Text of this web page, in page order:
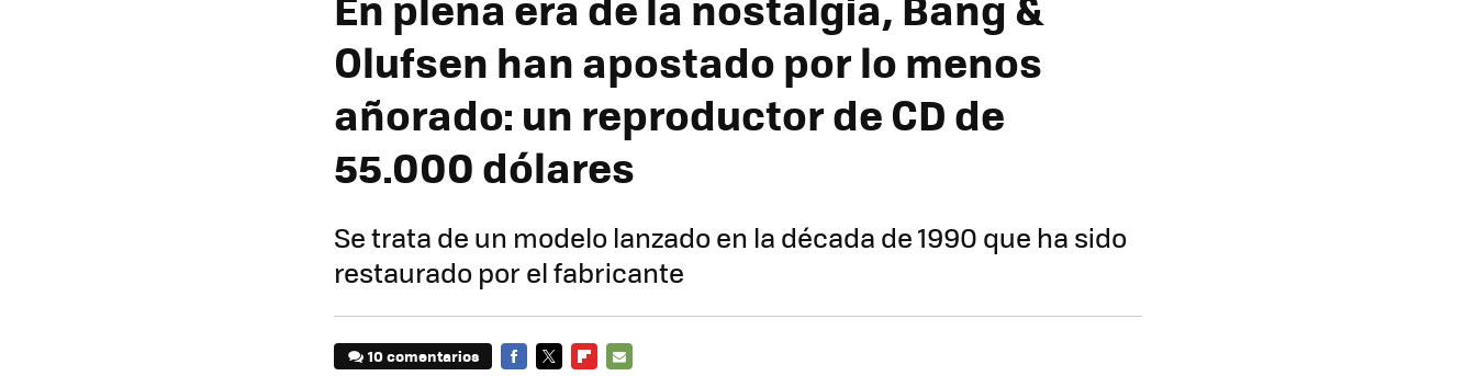
Olufsen han apostado por lo menos
añorado: un reproductor de CD de
55.000 dólares
Se trata de un modelo lanzado en la década de 1990 que ha sido
restaurado por el fabricante
10 comentarios